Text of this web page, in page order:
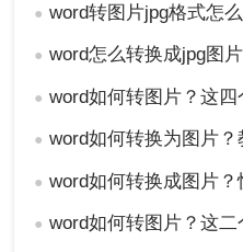
● word转图片jpg格式怎
● word怎么转换成jpg图片？教
● word如何转图片？这四
● word如何转换为图片？
● word如何转换成图片？
● word如何转图片？这二